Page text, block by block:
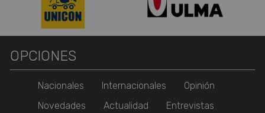
OPCIONES
Nacionales Internacionales
Opinión
Novedades
Actualidad
Entrevistas